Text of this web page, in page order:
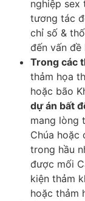
nghiệp sex
tương tác
chỉ số &
đến vấn đề
Trong các
thảm họa
hoặc bão
dự án bất
mang lòng
Chúa hoặc
trong hầu
được mối
kiện thảm
hoặc thảm